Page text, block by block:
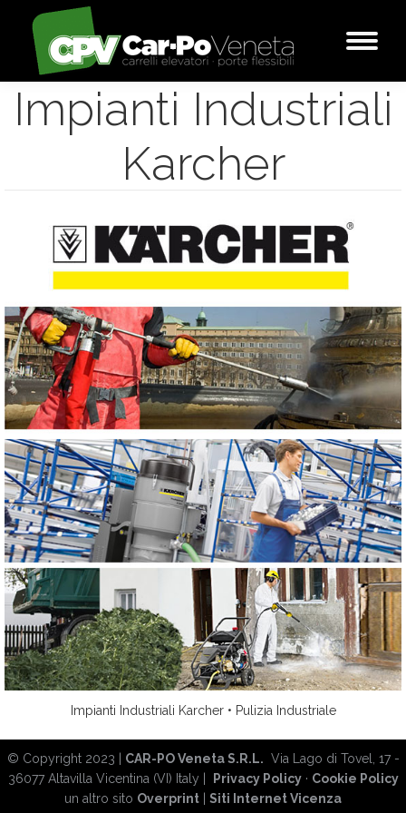
Impianti Industriali
Karcher
Impianti Industriali Karcher • Pulizia Industriale
© Copyright 2023 | CAR-PO Veneta S.R.L. Via Lago di Tovel, 17 -
36077 Altavilla Vicentina (VI) Italy |
Privacy Policy· Cookie Policy
un altro sito Overprint Siti Internet Vicenza